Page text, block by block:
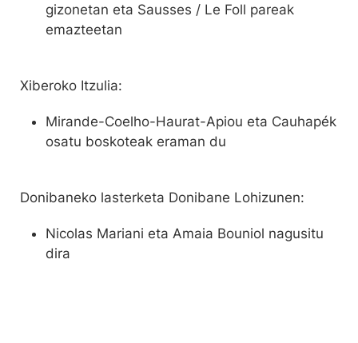
gizonetan eta Sausses / Le Foll pareak
emazteetan
Xiberoko Itzulia:
Mirande-Coelho-Haurat-Apiou eta Cauhapék
osatu boskoteak eraman du
Donibaneko lasterketa Donibane Lohizunen:
Nicolas Mariani eta Amaia Bouniol nagusitu
dira